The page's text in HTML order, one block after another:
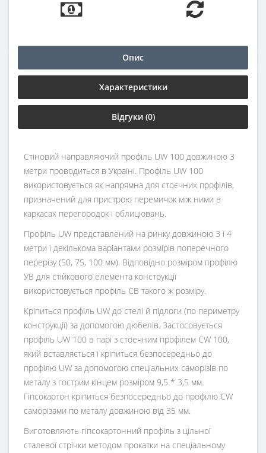
Опис
Характеристики
Відгуки (0)
Стіновий направляючий профіль UW 100 довжиною 3
метри проводиться в Україні. Профіль UW 100
використовується як напрямна для стоєчних профілів,
призначений для пристрою перемичок між ними в
каркасах перегородок і облицювань.
Профіль UW представлений на ринку довжиною 3 і 4
метри і декількома варіантами розмірів поперечного
перерізу (50, 75, 100 мм). Відповідно розміром профілю
УВ для стійкового елемента конструкції
використовується профіль СВ такого ж розміру.
Кріпиться профіль UW до стелі й підлоги (по периметру
конструкції) за допомогою дюбелів. Застосовується
профіль UW 100 в парі з стоечним профілем CW 100,
який вставляється і кріпиться безпосередньо до
профілю UW за допомогою спеціальних саморізів по
металу з гострим кінцем розміром 9,5 * 3,5 мм.
Гіпсокартон кріпиться безпосередньо до профілю CW
саморізами по металу довжиною від 35 мм.
Виготовляють гіпсокартонний профіль з цільної
сталевої стрічки методом прокатки на спеціальному